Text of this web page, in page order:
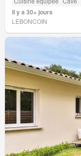
Il y a 30+ jours
LEBONCOIN